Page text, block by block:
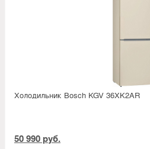
Холодильник Bosсh KGV 36XK2AR
50 990 руб.